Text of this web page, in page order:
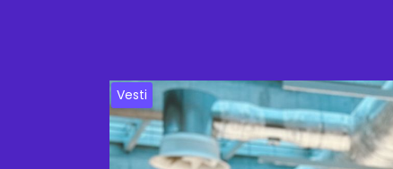
Vesti